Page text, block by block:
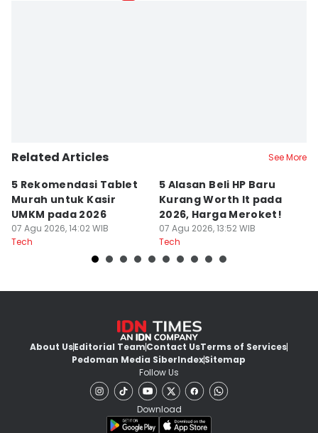
Related Articles See More
5 Rekomendasi Tablet
Murah untuk Kasir
UMKM pada 2026
07 Agu 2026, 14:02 WIB
Tech
5 Alasan Beli HP Baru
Kurang Worth It pada
2026, Harga Meroket!
07 Agu 2026, 13:52 WIB
Tech
About UsEditorial TeamContact UsTerms of Services
Pedoman Media SiberIndexSitemap
Follow Us
Download